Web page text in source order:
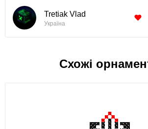
Tretiak Vlad
Україна
Схожі